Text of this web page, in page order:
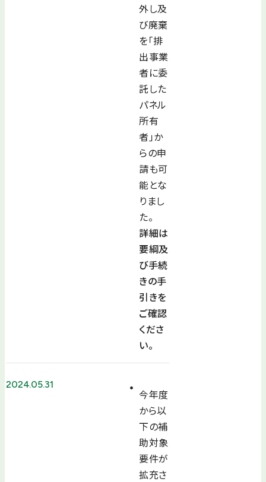
外し及
び廃棄
を「排
出事業
者に委
託した
パネル
所有
者」か
らの申
請も可
能とな
りまし
た。
詳細は
要綱及
び手続
きの手
引きを
ご確認
くださ
い。
2024.05.31
今年度
から以
下の補
助対象
要件が
拡充さ